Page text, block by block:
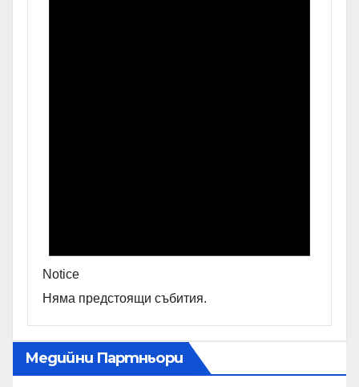
Notice
Няма предстоящи събития.
Медийни Партньори